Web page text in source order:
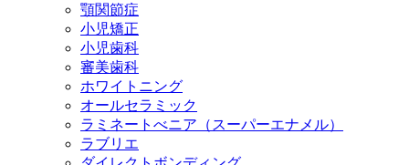
顎関節症
小児矯正
小児歯科
審美歯科
ホワイトニング
オールセラミック
ラミネートべニア （スーパーエナメル）
ラブリエ